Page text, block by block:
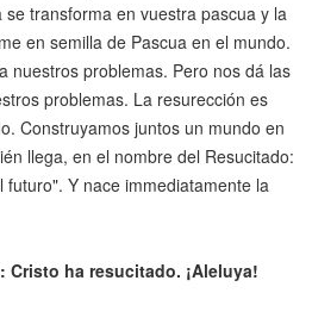
transforma en vuestra pascua y la
en semilla de Pascua en el mundo.
nuestros problemas. Pero nos dá las
problemas. La resurección es
Construyamos juntos un mundo en
llega, en el nombre del Resucitado:
futuro". Y nace immediatamente la
Cristo ha resucitado. ¡Aleluya!